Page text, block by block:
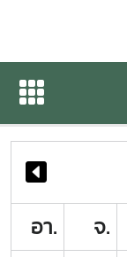
ปฏิทินกิจ
ปฏิทินกิจกร
อา.
จ.